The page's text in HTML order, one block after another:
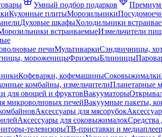
Умный подбор подарков
Премиум
Кухонные плитыМорозильники
Духовые шкафыХолодильники
встраиваемыеИзмельчители
печиМультиваркиСэндвичницы,
мороженицыФризерыБлинницы
Кофеварки, кофемашиныСоковыжималки
комбайны, измельчителиПланетарные
для овощей и фруктовВакууматоры
микроволновых печейВакуумные пакеты,
Аксессуары для мясорубок
Аксессуары для соковыжималокСредства
телевизорыТВ-приставки и